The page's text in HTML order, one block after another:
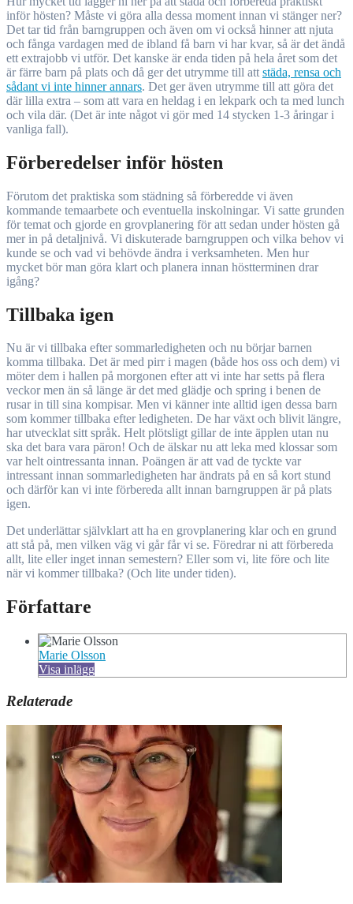
inför hösten? Måste vi göra alla dessa moment innan vi stänger ner?
Det tar tid från barngruppen och även om vi också hinner att njuta
och fånga vardagen med de ibland få barn vi har kvar, så är det ändå
ett extrajobb vi utför. Det kanske är enda tiden på hela året som det
är färre barn på plats och då ger det utrymme till att städa, rensa och
sådant vi inte hinner annars. Det ger även utrymme till att göra det
där lilla extra – som att vara en heldag i en lekpark och ta med lunch
och vila där. (Det är inte något vi gör med 14 stycken 1-3 åringar i
vanliga fall).
Förberedelser inför hösten
Förutom det praktiska som städning så förberedde vi även
kommande temaarbete och eventuella inskolningar. Vi satte grunden
för temat och gjorde en grovplanering för att sedan under hösten gå
mer in på detaljnivå. Vi diskuterade barngruppen och vilka behov vi
kunde se och vad vi behövde ändra i verksamheten. Men hur
mycket bör man göra klart och planera innan höstterminen drar
igång?
Tillbaka igen
Nu är vi tillbaka efter sommarledigheten och nu börjar barnen
komma tillbaka. Det är med pirr i magen (både hos oss och dem) vi
möter dem i hallen på morgonen efter att vi inte har setts på flera
veckor men än så länge är det med glädje och spring i benen de
rusar in till sina kompisar. Men vi känner inte alltid igen dessa barn
som kommer tillbaka efter ledigheten. De har växt och blivit längre,
har utvecklat sitt språk. Helt plötsligt gillar de inte äpplen utan nu
ska det bara vara päron! Och de älskar nu att leka med klossar som
var helt ointressanta innan. Poängen är att vad de tyckte var
intressant innan sommarledigheten har ändrats på en så kort stund
och därför kan vi inte förbereda allt innan barngruppen är på plats
igen.
Det underlättar självklart att ha en grovplanering klar och en grund
att stå på, men vilken väg vi går får vi se. Föredrar ni att förbereda
allt, lite eller inget innan semestern? Eller som vi, lite före och lite
när vi kommer tillbaka? (Och lite under tiden).
Författare
Marie Olsson
Visa inlägg
Relaterade